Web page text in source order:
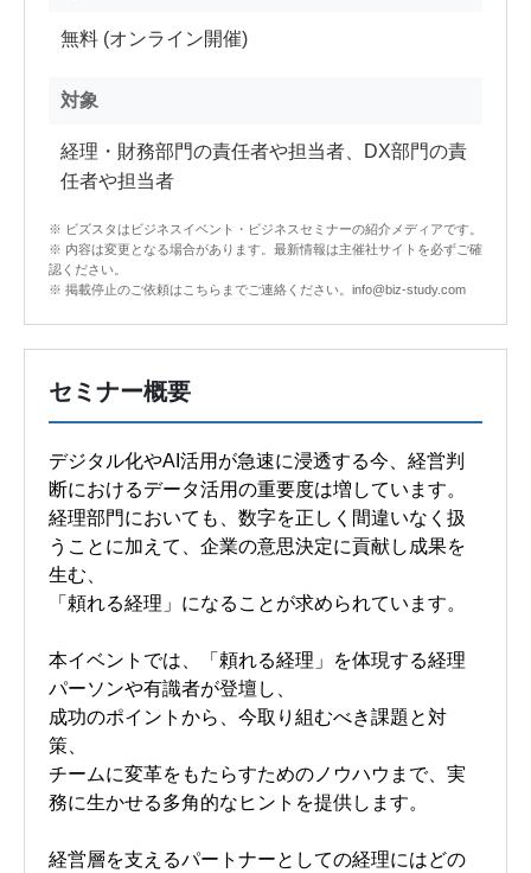
無料 (オンライン開催)
対象
経理・財務部門の責任者や担当者、DX部門の責
任者や担当者
※ ビズスタはビジネスイベント・ビジネスセミナーの紹介メディアです。
※ 内容は変更となる場合があります。最新情報は主催社サイトを必ずご確
認ください。
※ 掲載停止のご依頼はこちらまでご連絡ください。info@biz-study.com
セミナー概要
デジタル化やAI活用が急速に浸透する今、経営判
断におけるデータ活用の重要度は増しています。
経理部門においても、数字を正しく間違いなく扱
うことに加えて、企業の意思決定に貢献し成果を
生む、
「頼れる経理」になることが求められています。
本イベントでは、「頼れる経理」を体現する経理
パーソンや有識者が登壇し、
成功のポイントから、今取り組むべき課題と対
策、
チームに変革をもたらすためのノウハウまで、実
務に生かせる多角的なヒントを提供します。
経営層を支えるパートナーとしての経理にはどの